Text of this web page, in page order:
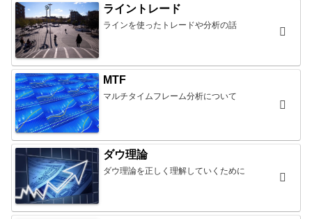
ライントレード
ラインを使ったトレードや分析の話
MTF
マルチタイムフレーム分析について
ダウ理論
ダウ理論を正しく理解していくために